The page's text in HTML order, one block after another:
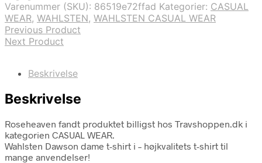
Varenummer (SKU): 86519e72ffad Kategorier: CASUAL
WEAR, WAHLSTEN, WAHLSTEN CASUAL WEAR
Previous Product
Next Product
Beskrivelse
Beskrivelse
Roseheaven fandt produktet billigst hos Travshoppen.dk i
kategorien CASUAL WEAR.
Wahlsten Dawson dame t-shirt i – højkvalitets t-shirt til
mange anvendelser!